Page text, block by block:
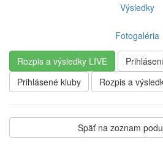
Výsledky
Fotogaléria
Rozpis a výsledky LIVE
Prihlásené kluby
Rozpis a
Späť na zoznam